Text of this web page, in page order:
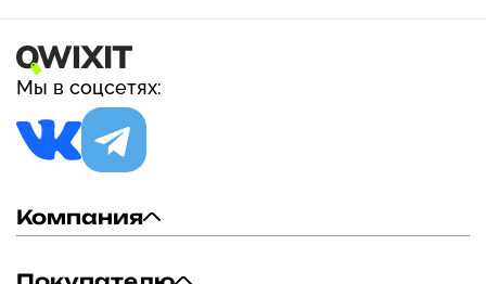
Мы в соцсетях:
Компания